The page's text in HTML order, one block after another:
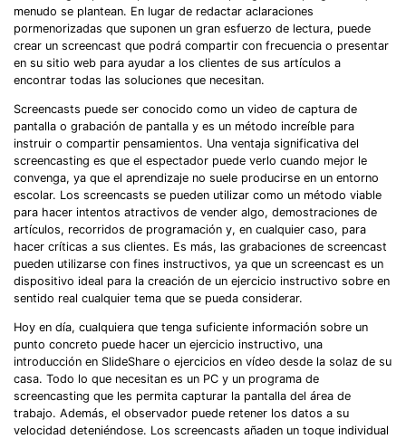
menudo se plantean. En lugar de redactar aclaraciones
pormenorizadas que suponen un gran esfuerzo de lectura, puede
crear un screencast que podrá compartir con frecuencia o presentar
en su sitio web para ayudar a los clientes de sus artículos a
encontrar todas las soluciones que necesitan.
Screencasts puede ser conocido como un video de captura de
pantalla o grabación de pantalla y es un método increíble para
instruir o compartir pensamientos. Una ventaja significativa del
screencasting es que el espectador puede verlo cuando mejor le
convenga, ya que el aprendizaje no suele producirse en un entorno
escolar. Los screencasts se pueden utilizar como un método viable
para hacer intentos atractivos de vender algo, demostraciones de
artículos, recorridos de programación y, en cualquier caso, para
hacer críticas a sus clientes. Es más, las grabaciones de screencast
pueden utilizarse con fines instructivos, ya que un screencast es un
dispositivo ideal para la creación de un ejercicio instructivo sobre en
sentido real cualquier tema que se pueda considerar.
Hoy en día, cualquiera que tenga suficiente información sobre un
punto concreto puede hacer un ejercicio instructivo, una
introducción en SlideShare o ejercicios en vídeo desde la solaz de su
casa. Todo lo que necesitan es un PC y un programa de
screencasting que les permita capturar la pantalla del área de
trabajo. Además, el observador puede retener los datos a su
velocidad deteniéndose. Los screencasts añaden un toque individual